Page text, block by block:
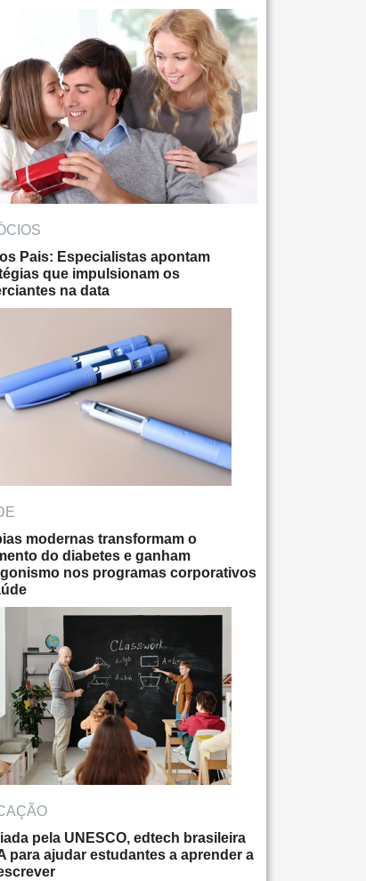
Pais: Especialistas apontam
que impulsionam os
na data
modernas transformam o
do diabetes e ganham
nos programas corporativos
pela UNESCO, edtech brasileira
para ajudar estudantes a aprender a